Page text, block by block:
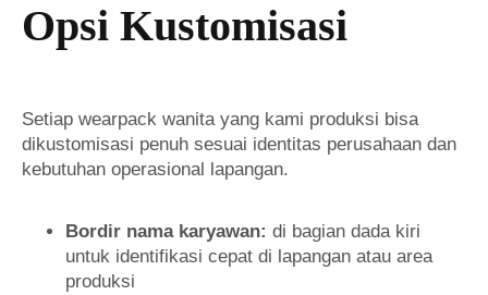
Opsi Kustomisasi
Setiap wearpack wanita yang kami produksi bisa
dikustomisasi penuh sesuai identitas perusahaan dan
kebutuhan operasional lapangan.
Bordir nama karyawan: di bagian dada kiri
untuk identifikasi cepat di lapangan atau area
produksi